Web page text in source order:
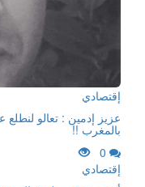
إقتصادي
عزيز إدمين : تعالو لنطلع
بالمغرب !!
0
إقتصادي